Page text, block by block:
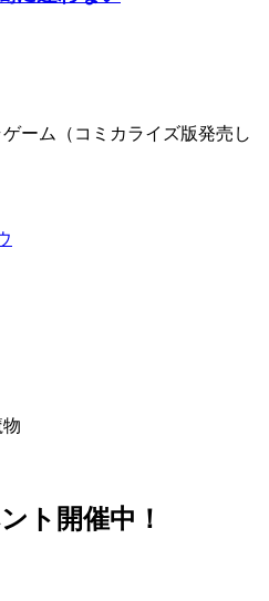
ーム（コミカライズ版発売し
ト開催中！